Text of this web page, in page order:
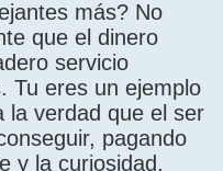
más? No
que el dinero
servicio
Tu eres un ejemplo
la verdad que el ser
pagando
y la curiosidad.